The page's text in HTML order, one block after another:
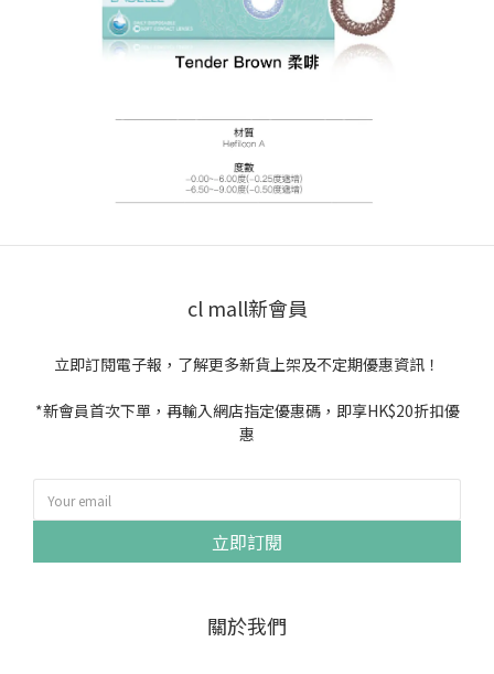
cl mall新會員
立即訂閱電子報，了解更多新貨上架及不定期優惠資訊！
*新會員首次下單，再輸入網店指定優惠碼，即享HK$20折扣優
惠
立即訂閱
關於我們